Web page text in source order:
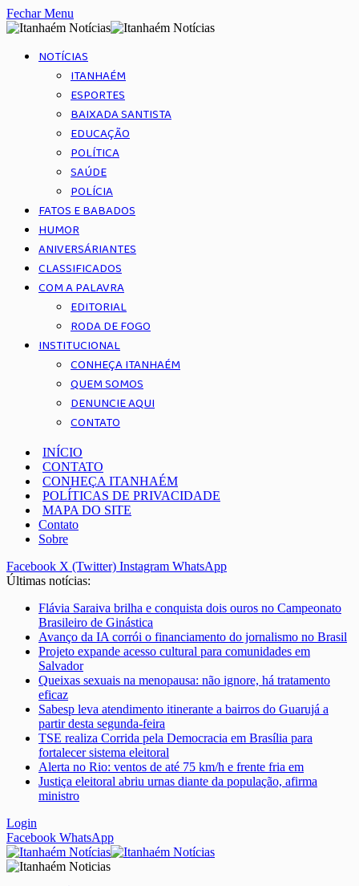
Fechar Menu
NOTÍCIAS
ITANHAÉM
ESPORTES
BAIXADA SANTISTA
EDUCAÇÃO
POLÍTICA
SAÚDE
POLÍCIA
FATOS E BABADOS
HUMOR
ANIVERSÁRIANTES
CLASSIFICADOS
COM A PALAVRA
EDITORIAL
RODA DE FOGO
INSTITUCIONAL
CONHEÇA ITANHAÉM
QUEM SOMOS
DENUNCIE AQUI
CONTATO
INÍCIO
CONTATO
CONHEÇA ITANHAÉM
POLÍTICAS DE PRIVACIDADE
MAPA DO SITE
Contato
Sobre
Facebook X (Twitter) Instagram WhatsApp
Últimas notícias:
Flávia Saraiva brilha e conquista dois ouros no Campeonato
Brasileiro de Ginástica
Avanço da IA corrói o financiamento do jornalismo no Brasil
Projeto expande acesso cultural para comunidades em
Salvador
Queixas sexuais na menopausa: não ignore, há tratamento
eficaz
Sabesp leva atendimento itinerante a bairros do Guarujá a
partir desta segunda-feira
TSE realiza Corrida pela Democracia em Brasília para
fortalecer sistema eleitoral
Alerta no Rio: ventos de até 75 km/h e frente fria em
Justiça eleitoral abriu urnas diante da população, afirma
ministro
Login
Facebook WhatsApp